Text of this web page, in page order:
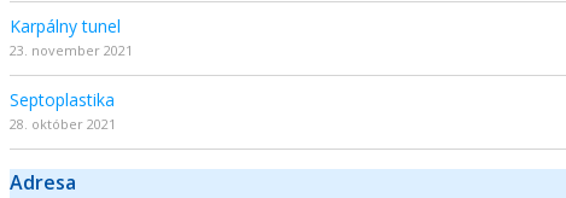
Karpálny tunel
23. november 2021
Septoplastika
28. október 2021
Adresa